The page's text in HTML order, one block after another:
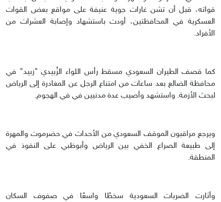
قواته، قبل أن تشن غارات جوية عنيفة على مواقع بعض القوات
العسكرية في المحافظتين، أودت باستشهاد وإصابة العشرات من
الأفراد.
كما قصف الطيران السعودي مسقط رأس اللواء الزُبيدي "زبيد" في
محافظة الضالع بعد ساعات من امتناع الرجل عن المغادرة إلى الرياض
لبحث الأزمة. واستشهد وأصيب عدة مدنيين في في الهجوم.
ويرجع مراقبون الموقف السعودي من الأحداث في حضرموت والمهرة
إلى طبيعة الصراع الخفي بين الرياض وأبوظبي على النفوذ في
المنطقة.
وأثارت الضربات السعودية سخطًا واسعًا في صفوف السكان